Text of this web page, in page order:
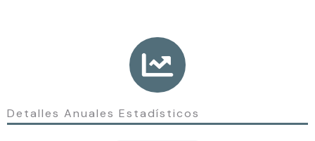
Detalles Anuales Estadísticos